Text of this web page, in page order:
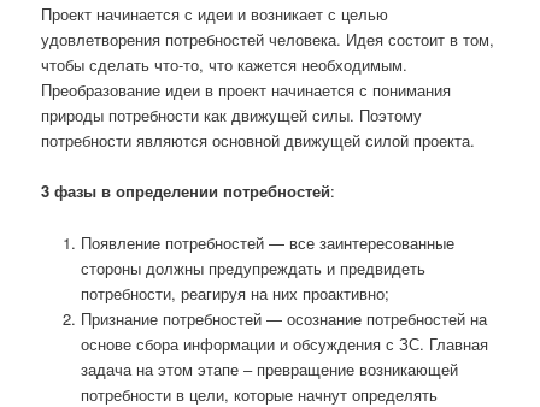
Проект начинается с идеи и возникает с целью
удовлетворения потребностей человека. Идея состоит в том,
чтобы сделать что-то, что кажется необходимым.
Преобразование идеи в проект начинается с понимания
природы потребности как движущей силы. Поэтому
потребности являются основной движущей силой проекта.
3 фазы в определении потребностей:
Появление потребностей — все заинтересованные
стороны должны предупреждать и предвидеть
потребности, реагируя на них проактивно;
Признание потребностей — осознание потребностей на
основе сбора информации и обсуждения с ЗС. Главная
задача на этом этапе – превращение возникающей
потребности в цели, которые начнут определять